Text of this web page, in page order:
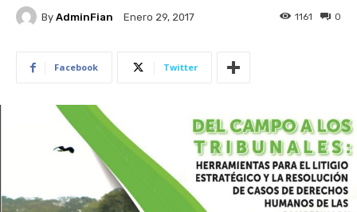
By AdminFian Enero 29, 2017 0
1161
Facebook Twitter